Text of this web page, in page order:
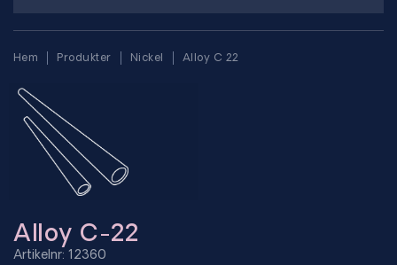
Hem Produkter Nickel Alloy C 22
Alloy C-22
Artikelnr: 12360